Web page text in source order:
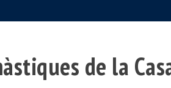
de la